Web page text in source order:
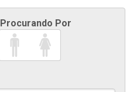
Procurando Por